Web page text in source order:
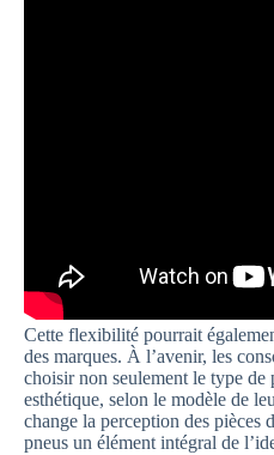
Cette flexibilité pourrait
des marques. À l’avenir, les
choisir non seulement le type de
esthétique, selon le modèle de
change la perception des pièces
pneus un élément intégral de